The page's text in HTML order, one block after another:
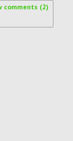
comments (2)